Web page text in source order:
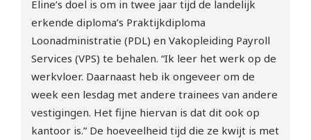
Eline’s doel is om in twee jaar tijd de landelijk
erkende diploma’s Praktijkdiploma
Loonadministratie (PDL) en Vakopleiding Payroll
Services (VPS) te behalen. “Ik leer het werk op de
werkvloer. Daarnaast heb ik ongeveer om de
week een lesdag met andere trainees van andere
vestigingen. Het fijne hiervan is dat dit ook op
kantoor is.” De hoeveelheid tijd die ze kwijt is met